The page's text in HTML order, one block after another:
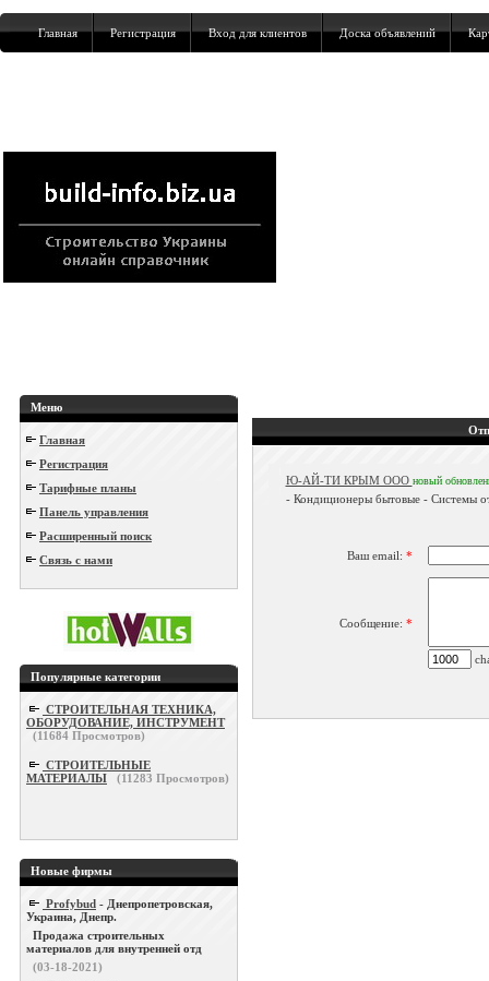
Главная Регистрация Вход для клиентов Доска объявлений
Меню
Главная
Регистрация
Тарифные планы
Панель управления
Расширенный поиск
Связь с нами
Популярные категории
СТРОИТЕЛЬНАЯ ТЕХНИКА,
ОБОРУДОВАНИЕ, ИНСТРУМЕНТ
(11684 Просмотров)
СТРОИТЕЛЬНЫЕ
МАТЕРИАЛЫ
(11283 Просмотров)
Новые фирмы
Profybud - Днепропетровская,
Украина, Днепр.
Продажа строительных
материалов для внутренней отд
(03-18-2021)
Ю-АЙ-ТИ КРЫМ ООО новый
- Кондиционеры бытовые - Системы
Ваш email: *
Сообщение: *